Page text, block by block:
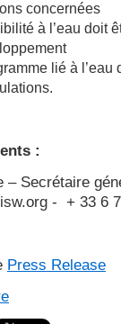
concernées
à l’eau doit
lié à l’eau
:
– Secrétaire
- + 33 6
Press Release